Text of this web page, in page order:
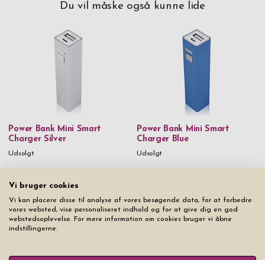
Du vil måske også kunne lide
Power Bank Mini Smart
Charger Silver
Udsolgt
Power Bank Mini Smart
Charger Blue
Udsolgt
Vi bruger cookies
Vi kan placere disse til analyse af vores besøgende data, for at forbedre
vores websted, vise personaliseret indhold og for at give dig en god
webstedsoplevelse. For mere information om cookies bruger vi åbne
indstillingerne.